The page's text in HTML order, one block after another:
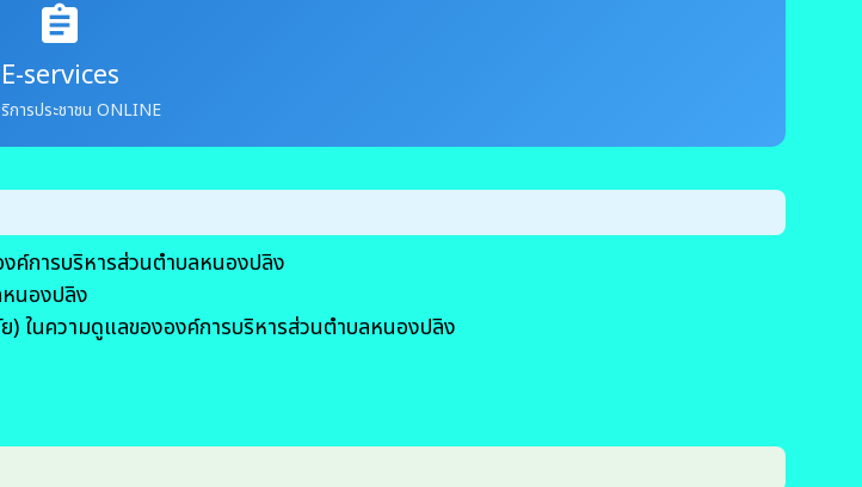
assignment
E-services
การประชาชน ONLINE
ค์การบริหารส่วนตำบลหนองปลิง
หนองปลิง
) ในความดูแลขององค์การบริหารส่วนตำบลหนองปลิง